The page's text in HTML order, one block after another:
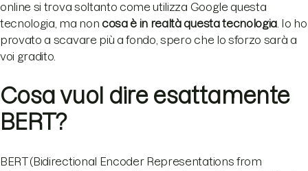
online si trova soltanto come utilizza Google questa
tecnologia, ma non cosa è in realtà questa tecnologia . Io ho
provato a scavare più a fondo, spero che lo sforzo sarà a
voi gradito.
Cosa vuol dire esattamente
BERT?
BERT (Bidirectional Encoder Representations from